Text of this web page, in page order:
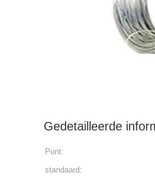
Gedetailleerde
Punt:
standaard: